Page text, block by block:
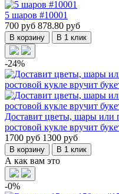
5 шаров #10001
700 руб 878.80 руб
В корзину В 1 клик
-24%
Доставит цветы, шары или
ростовой кукле вручит
1700 руб 1300 руб
В корзину В 1 клик
А как вам это
-0%